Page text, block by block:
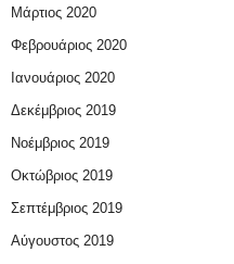
Μάρτιος 2020
Φεβρουάριος 2020
Ιανουάριος 2020
Δεκέμβριος 2019
Νοέμβριος 2019
Οκτώβριος 2019
Σεπτέμβριος 2019
Αύγουστος 2019